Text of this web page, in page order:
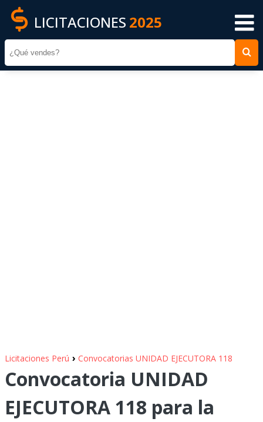
LICITACIONES 2025
Licitaciones Perú › Convocatorias UNIDAD EJECUTORA 118
Convocatoria UNIDAD
EJECUTORA 118 para la